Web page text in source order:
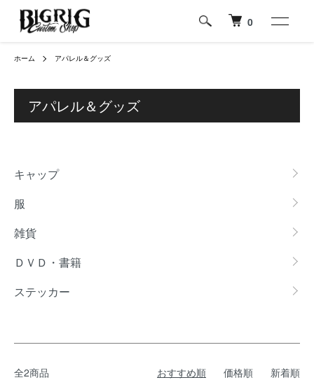
0
ホーム アパレル＆グッズ
アパレル＆グッズ
キャップ
服
雑貨
ＤＶＤ・書籍
ステッカー
全2商品 おすすめ順 価格順 新着順